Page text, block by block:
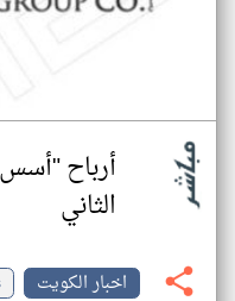
الثاني
اخبار الكويت